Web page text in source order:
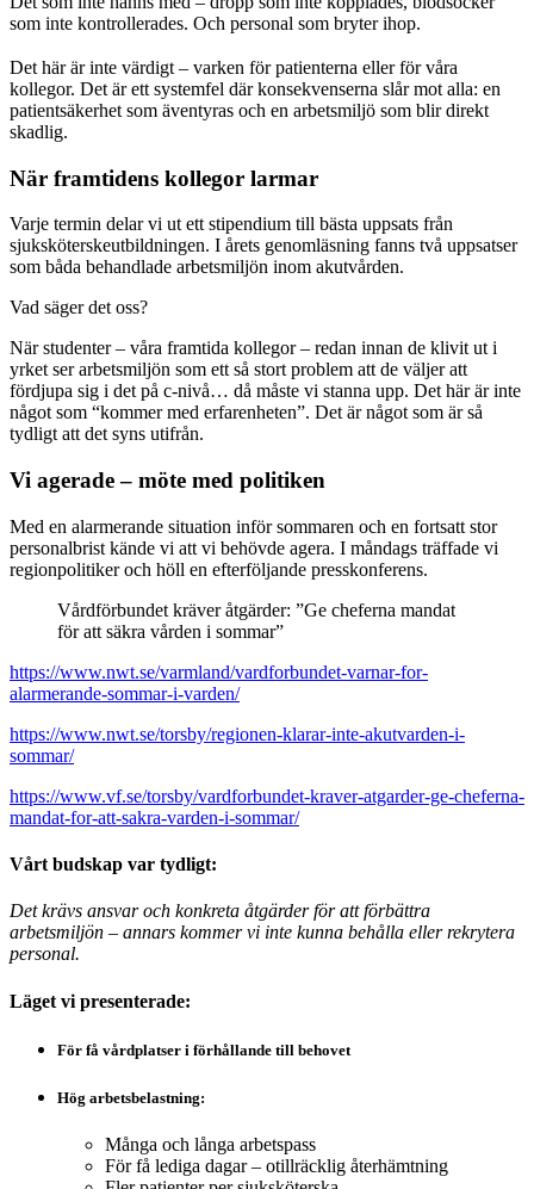
som inte kontrollerades. Och personal som bryter ihop.
Det här är inte värdigt – varken för patienterna eller för våra
kollegor. Det är ett systemfel där konsekvenserna slår mot alla: en
patientsäkerhet som äventyras och en arbetsmiljö som blir direkt
skadlig.
När framtidens kollegor larmar
Varje termin delar vi ut ett stipendium till bästa uppsats från
sjuksköterskeutbildningen. I årets genomläsning fanns två uppsatser
som båda behandlade arbetsmiljön inom akutvården.
Vad säger det oss?
När studenter – våra framtida kollegor – redan innan de klivit ut i
yrket ser arbetsmiljön som ett så stort problem att de väljer att
fördjupa sig i det på c-nivå… då måste vi stanna upp. Det här är inte
något som “kommer med erfarenheten”. Det är något som är så
tydligt att det syns utifrån.
Vi agerade – möte med politiken
Med en alarmerande situation inför sommaren och en fortsatt stor
personalbrist kände vi att vi behövde agera. I måndags träffade vi
regionpolitiker och höll en efterföljande presskonferens.
Vårdförbundet kräver åtgärder: ”Ge cheferna mandat
för att säkra vården i sommar”
https://www.nwt.se/varmland/vardforbundet-varnar-for-
alarmerande-sommar-i-varden/
https://www.nwt.se/torsby/regionen-klarar-inte-akutvarden-i-
sommar/
https://www.vf.se/torsby/vardforbundet-kraver-atgarder-ge-cheferna-
mandat-for-att-sakra-varden-i-sommar/
Vårt budskap var tydligt:
Det krävs ansvar och konkreta åtgärder för att förbättra
arbetsmiljön – annars kommer vi inte kunna behålla eller rekrytera
personal.
Läget vi presenterade:
För få vårdplatser i förhållande till behovet
Hög arbetsbelastning:
Många och långa arbetspass
För få lediga dagar – otillräcklig återhämtning